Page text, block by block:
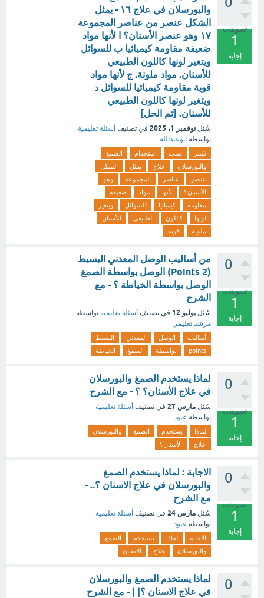
تصويتات
1
إجابة
والبورسلان في علاج ١٦ - يمثل
الشكل عنصر من عناصر المجموعة
١٧ وهو عنصر الأسنان؟ ا لأنها مواد
ضعيفة مقاومة كيميائيا ب للسوائل
ويتغير لونها كاللون الطبيعي
للأسنان. مواد ملونة. ج لأنها مواد
قوية مقاومة كيميائيا للسوائل د
ويتغير لونها كاللون الطبيعي
للأسنان. [تم الحل]
سُئل نوفمبر 1، 2025 في تصنيف أسئلة تعليمية
بواسطة ابوعبدالله
فسر سبب استخدام
الصمغ
والبورسلان
علاج يمثل
الشكل
عنصر
عناصر المجموعة
وهو
الأسنان؟
لأنها مواد
ضعيفة
مقاومة
كيميائيا للسوائل
ويتغير
لونها
كاللون الطبيعي
للأسنان
ملونة
قوية
0
تصويتات
1
إجابة
من أساليب الوصل المعدني البسيط
(2 Points) الوصل بواسطة الصمغ
الوصل بواسطة الخياطة ؟ - مع
الشرح
سُئل يوليو 12 في تصنيف أسئلة تعليمية بواسطة
مرشد تعليمي
أساليب الوصل المعدني
البسيط
points
بواسطة الصمغ الخياطة
0
تصويتات
1
إجابة
لماذا يستخدم الصمغ والبورسلان
في علاج الأسنان؟ ؟ - مع الشرح
سُئل مارس 27 في تصنيف أسئلة تعليمية
بواسطة عبود
لماذا يستخدم الصمغ
والبورسلان
علاج
الأسنان؟
0
تصويتات
1
إجابة
الاجابة : لماذا يستخدم الصمغ
والبورسلان في علاج الاسنان ؟.. -
مع الشرح
سُئل مارس 24 في تصنيف أسئلة تعليمية
بواسطة عبود
الاجابة لماذا يستخدم
الصمغ
والبورسلان
علاج الاسنان
0
لماذا يستخدم الصمغ والبورسلان
في علاج الاسنان ؟| | - مع الشرح